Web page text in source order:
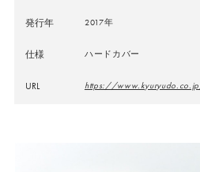
発行年 2017年
仕様 ハードカバー
URL https://